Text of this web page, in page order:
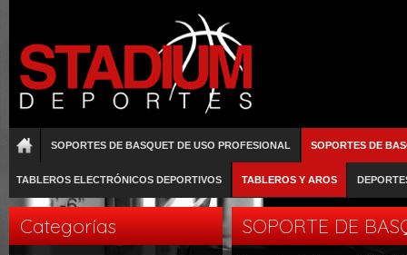
SOPORTES DE BASQUET DE USO PROFESIONAL SOPORTES DE
TABLEROS ELECTRÓNICOS DEPORTIVOS TABLEROS Y AROS
Categorías SOPORTE DE